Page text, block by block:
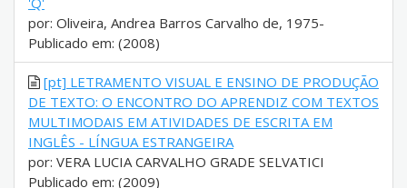
por: Oliveira, Andrea Barros Carvalho de, 1975-
Publicado em: (2008)
[pt] LETRAMENTO VISUAL E ENSINO DE PRODUÇÃO
DE TEXTO: O ENCONTRO DO APRENDIZ COM TEXTOS
MULTIMODAIS EM ATIVIDADES DE ESCRITA EM
INGLÊS - LÍNGUA ESTRANGEIRA
por: VERA LUCIA CARVALHO GRADE SELVATICI
Publicado em: (2009)